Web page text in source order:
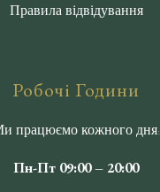
Правила відвідування
Робочі Години
працюємо кожного дня:
Пн-Пт 09:00 – 20:00